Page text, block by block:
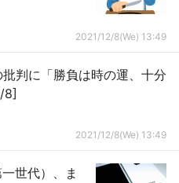
2021/12/8(We) 13:49
判に「勝負は時の運、十分
る」 [12/8]
2021/12/8(We) 13:49
世代）、ま